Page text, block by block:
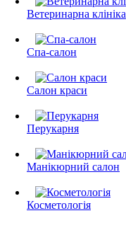
Ветеринарна клініка
Спа-салон
Салон краси
Перукарня
Манікюрний салон
Косметологія